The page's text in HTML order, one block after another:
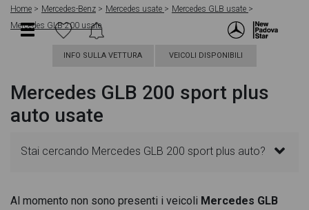
Home Mercedes-Benz Mercedes usate
Mercedes GLB usate
Mercedes GLB 200 usate
INFO SULLA VETTURA VEICOLI DISPONIBILI
Mercedes GLB 200 sport plus
auto usate
Stai cercando Mercedes GLB 200 sport plus auto?
Al momento non sono presenti i veicoli Mercedes GLB